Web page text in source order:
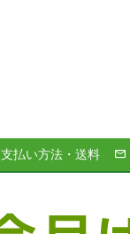
支払い方法・送料